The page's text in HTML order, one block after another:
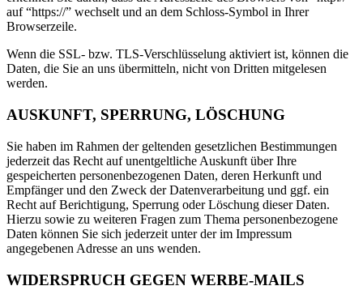
auf “https://” wechselt und an dem Schloss-Symbol in Ihrer
Browserzeile.
Wenn die SSL- bzw. TLS-Verschlüsselung aktiviert ist, können die
Daten, die Sie an uns übermitteln, nicht von Dritten mitgelesen
werden.
AUSKUNFT, SPERRUNG, LÖSCHUNG
Sie haben im Rahmen der geltenden gesetzlichen Bestimmungen
jederzeit das Recht auf unentgeltliche Auskunft über Ihre
gespeicherten personenbezogenen Daten, deren Herkunft und
Empfänger und den Zweck der Datenverarbeitung und ggf. ein
Recht auf Berichtigung, Sperrung oder Löschung dieser Daten.
Hierzu sowie zu weiteren Fragen zum Thema personenbezogene
Daten können Sie sich jederzeit unter der im Impressum
angegebenen Adresse an uns wenden.
WIDERSPRUCH GEGEN WERBE-MAILS